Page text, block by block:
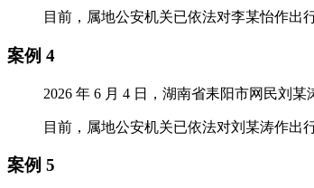
目前，属地公安机关已依法对李某怡作出
案例 4
2026 年 6 月 4 日，湖南省耒阳市网民刘
目前，属地公安机关已依法对刘某涛作出
案例 5